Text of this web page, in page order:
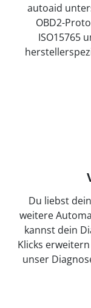
autoaid
OBD2-
ISO15765
Du liebst
weitere
kannst dein
Klicks
unser